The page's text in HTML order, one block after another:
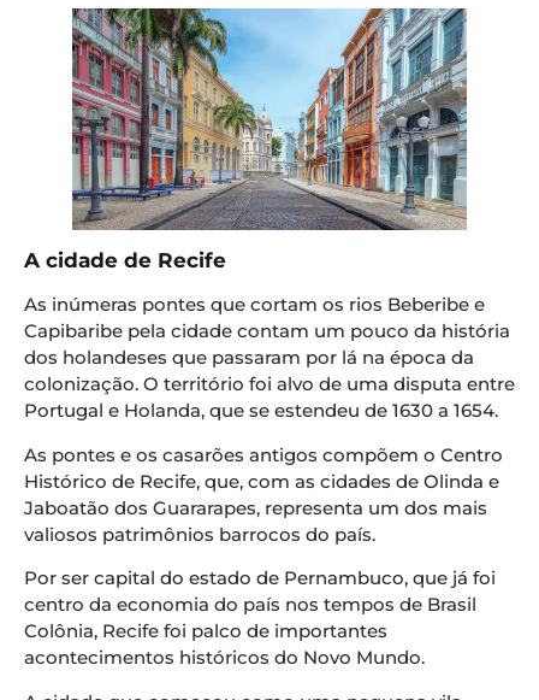
A cidade de Recife
As inúmeras pontes que cortam os rios Beberibe e
Capibaribe pela cidade contam um pouco da história
dos holandeses que passaram por lá na época da
colonização. O território foi alvo de uma disputa entre
Portugal e Holanda, que se estendeu de 1630 a 1654.
As pontes e os casarões antigos compõem o Centro
Histórico de Recife, que, com as cidades de Olinda e
Jaboatão dos Guararapes, representa um dos mais
valiosos patrimônios barrocos do país.
Por ser capital do estado de Pernambuco, que já foi
centro da economia do país nos tempos de Brasil
Colônia, Recife foi palco de importantes
acontecimentos históricos do Novo Mundo.